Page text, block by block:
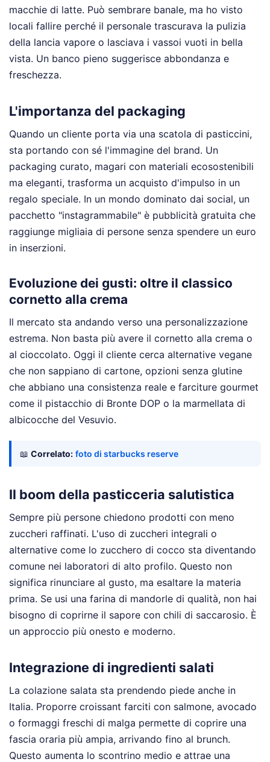
macchie di latte. Può sembrare banale, ma ho visto
locali fallire perché il personale trascurava la pulizia
della lancia vapore o lasciava i vassoi vuoti in bella
vista. Un banco pieno suggerisce abbondanza e
freschezza.
L'importanza del packaging
Quando un cliente porta via una scatola di pasticcini,
sta portando con sé l'immagine del brand. Un
packaging curato, magari con materiali ecosostenibili
ma eleganti, trasforma un acquisto d'impulso in un
regalo speciale. In un mondo dominato dai social, un
pacchetto "instagrammabile" è pubblicità gratuita che
raggiunge migliaia di persone senza spendere un euro
in inserzioni.
Evoluzione dei gusti: oltre il classico
cornetto alla crema
Il mercato sta andando verso una personalizzazione
estrema. Non basta più avere il cornetto alla crema o
al cioccolato. Oggi il cliente cerca alternative vegane
che non sappiano di cartone, opzioni senza glutine
che abbiano una consistenza reale e farciture gourmet
come il pistacchio di Bronte DOP o la marmellata di
albicocche del Vesuvio.
📖 Correlato: foto di starbucks reserve
Il boom della pasticceria salutistica
Sempre più persone chiedono prodotti con meno
zuccheri raffinati. L'uso di zuccheri integrali o
alternative come lo zucchero di cocco sta diventando
comune nei laboratori di alto profilo. Questo non
significa rinunciare al gusto, ma esaltare la materia
prima. Se usi una farina di mandorle di qualità, non hai
bisogno di coprirne il sapore con chili di saccarosio. È
un approccio più onesto e moderno.
Integrazione di ingredienti salati
La colazione salata sta prendendo piede anche in
Italia. Proporre croissant farciti con salmone, avocado
o formaggi freschi di malga permette di coprire una
fascia oraria più ampia, arrivando fino al brunch.
Questo aumenta lo scontrino medio e attrae una